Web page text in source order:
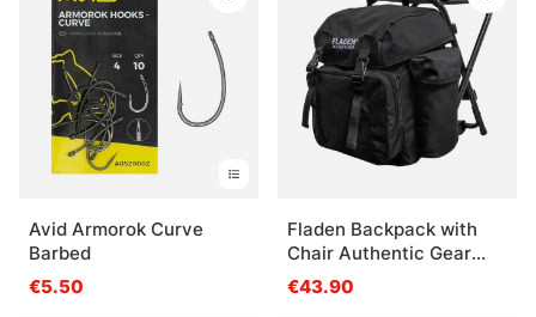
Avid Armorok Curve
Barbed
€5.50
Fladen Backpack with
Chair Authentic Gear
black
€43.90